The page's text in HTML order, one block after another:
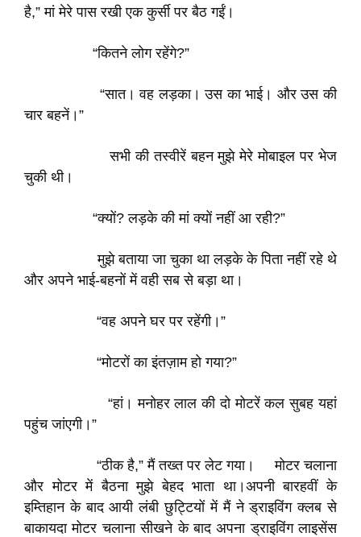
है,” मां मेरे पास रखी एक कुर्सी पर बैठ गईं।
“कितने लोग रहेंगे?”
“सात। वह लड़का। उस का भाई। और उस की
चार बहनें।”
सभी की तस्वीरें बहन मुझे मेरे मोबाइल पर भेज
चुकी थी।
“क्यों? लड़के की मां क्यों नहीं आ रही?”
मुझे बताया जा चुका था लड़के के पिता नहीं रहे थे
और अपने भाई-बहनों में वही सब से बड़ा था।
“वह अपने घर पर रहेंगी।”
“मोटरों का इंतज़ाम हो गया?”
“हां। मनोहर लाल की दो मोटरें कल सुबह यहां
पहुंच जांएगी।”
“ठीक है,” मैं तख्त पर लेट गया। मोटर चलाना
और मोटर में बैठना मुझे बेहद भाता था।अपनी बारहवीं के
इम्तिहान के बाद आयी लंबी छुट्टियों में मैं ने ड्राइविंग क्लब से
बाकायदा मोटर चलाना सीखने के बाद अपना ड्राइविंग लाइसेंस